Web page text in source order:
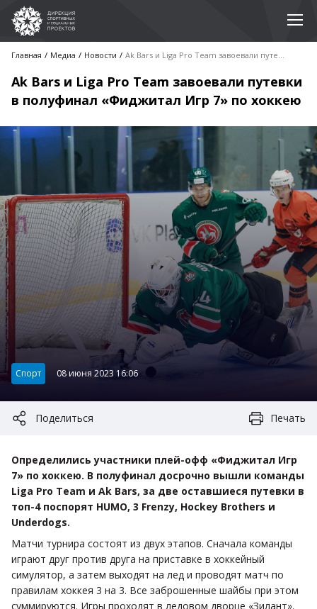
Главная Медиа Новости Ak Bars и Liga Pro Team завоевали путевки в полуфинал «Фиджитал Игр 7» по хоккею
Ak Bars и Liga Pro Team завоевали путевки
в полуфинал «Фиджитал Игр 7» по хоккею
Категория:
Спорт 08 июня 2023 16:06
Поделиться Печать
Определились участники плей-офф «Фиджитал Игр
7» по хоккею. В полуфинал досрочно вышли команды
Liga Pro Team и Ak Bars, за две оставшиеся путевки в
топ-4 поспорят HUMO, 3 Frenzy, Hockey Brothers и
Underdogs.
Матчи турнира состоят из двух этапов. Сначала команды
играют друг против друга на приставке в хоккейный
симулятор, а затем выходят на лед и проводят матч по
правилам хоккея 3 на 3. Все заброшенные шайбы при этом
суммируются. Игры проходят в ледовом дворце «Зилант».